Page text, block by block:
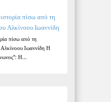
πίσω από τη
Αλκίνοου Ιωαννίδη
πίσω από τη
Ιωαννίδη Η
Η...